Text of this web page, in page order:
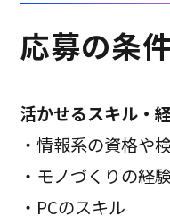
応募の条
活かせるスキル・
・情報系の資格や
・モノづくりの経験
・PCのスキル